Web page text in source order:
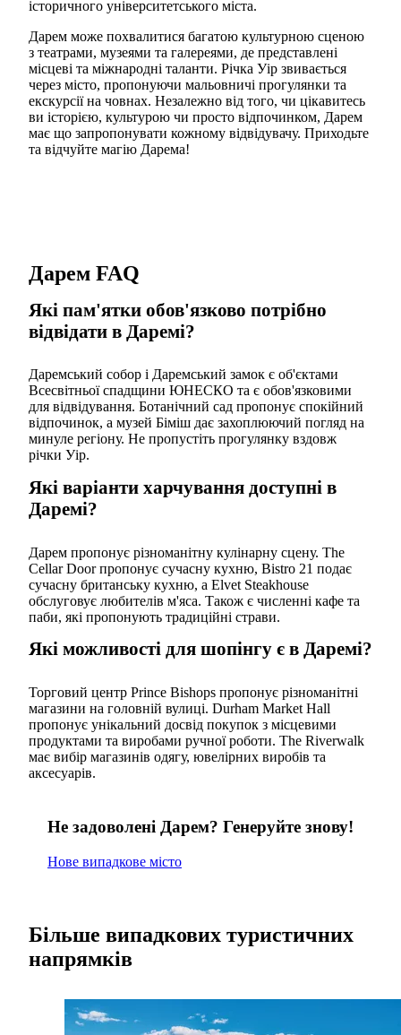
історичного університетського міста.
Дарем може похвалитися багатою культурною сценою
з театрами, музеями та галереями, де представлені
місцеві та міжнародні таланти. Річка Уір звивається
через місто, пропонуючи мальовничі прогулянки та
екскурсії на човнах. Незалежно від того, чи цікавитесь
ви історією, культурою чи просто відпочинком, Дарем
має що запропонувати кожному відвідувачу. Приходьте
та відчуйте магію Дарема!
Дарем FAQ
Які пам'ятки обов'язково потрібно
відвідати в Даремі?
Даремський собор і Даремський замок є об'єктами
Всесвітньої спадщини ЮНЕСКО та є обов'язковими
для відвідування. Ботанічний сад пропонує спокійний
відпочинок, а музей Біміш дає захоплюючий погляд на
минуле регіону. Не пропустіть прогулянку вздовж
річки Уір.
Які варіанти харчування доступні в
Даремі?
Дарем пропонує різноманітну кулінарну сцену. The
Cellar Door пропонує сучасну кухню, Bistro 21 подає
сучасну британську кухню, а Elvet Steakhouse
обслуговує любителів м'яса. Також є численні кафе та
паби, які пропонують традиційні страви.
Які можливості для шопінгу є в Даремі?
Торговий центр Prince Bishops пропонує різноманітні
магазини на головній вулиці. Durham Market Hall
пропонує унікальний досвід покупок з місцевими
продуктами та виробами ручної роботи. The Riverwalk
має вибір магазинів одягу, ювелірних виробів та
аксесуарів.
Не задоволені Дарем? Генеруйте знову!
Нове випадкове місто
Більше випадкових туристичних
напрямків